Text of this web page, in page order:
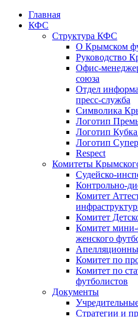
Главная
КФС
Структура КФС
О Крымском
Руководство
Офис-
союза
Отдел
пресс-служба
Символика
Логотип
Логотип
Логотип
Respect
Комитеты
Судейско-
Контрольно-
Комитет
Комитет
Комитет
женского
Комитет по
Комитет по
футболистов
Документы
Стратегии и